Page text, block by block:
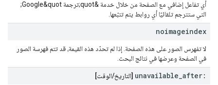
أي تفاعل إضافي مع الصفحة من خلال خدمة &quot;ترجمة Google&quot;
التي ستترجم تلقائيًا أي روابط يتم تتبّعها.
noimageindex
لا تفهرس الصور على هذه الصفحة. إذا لم تحدّد هذه القيمة، قد تتم فهرسة الصور
في الصفحة وعرضها في نتائج البحث.
unavailable after: [التاريخ/الوقت]